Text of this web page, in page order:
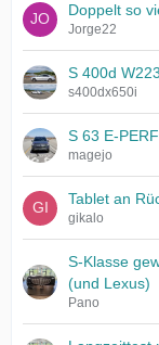
Doppelt so
Jorge22
S 400d
s400dx650i
S 63 E-
magejo
Tablet an
gikalo
S-Klasse
(und Lexus)
Pano